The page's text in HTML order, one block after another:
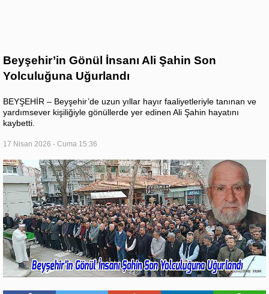
Beyşehir’in Gönül İnsanı Ali Şahin Son
Yolculuğuna Uğurlandı
BEYŞEHİR – Beyşehir’de uzun yıllar hayır faaliyetleriyle tanınan ve
yardımsever kişiliğiyle gönüllerde yer edinen Ali Şahin hayatını
kaybetti.
17 Nisan 2026 - Cuma 15:36